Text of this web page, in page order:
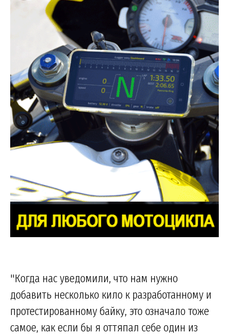
"Когда нас уведомили, что нам нужно
добавить несколько кило к разработанному и
протестированному байку, это означало тоже
самое, как если бы я оттяпал себе один из